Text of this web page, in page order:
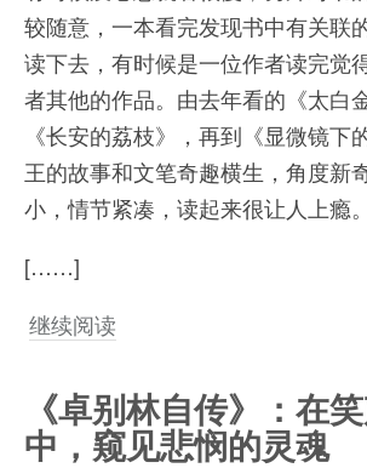
较随意，一本看完发现书中有关联
读下去，有时候是一位作者读完觉
者其他的作品。由去年看的《太白
《长安的荔枝》，再到《显微镜下
王的故事和文笔奇趣横生，角度新
小，情节紧凑，读起来很让人上瘾。
[……]
继续阅读
《卓别林自传》：在
中，窥见悲悯的灵魂